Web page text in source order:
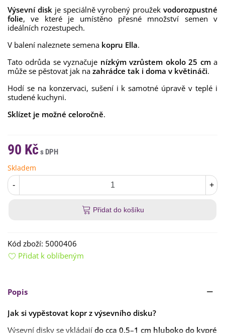
Výsevní diskje speciálně vyrobený proužekvodorozpustné
folie, ve které je umístěno přesné množství semen v
ideálních rozestupech.
V balení naleznete semena kopru Ella.
Tato odrůda se vyznačuje nízkým vzrůstem okolo 25 cma
může se pěstovat jak na zahrádce tak i doma v květináči.
Hodí se na konzervaci, sušení i k samotné úpravě v teplé i
studené kuchyni.
Sklízet je možné celoročně.
90 Kč
Skladem
- +
Přidat do košíku
Kód zboží: 5000406
Přidat k oblíbeným
Popis
Jak si vypěstovat kopr z výsevního disku?
Výsevní disky se vkládají do cca 0,5–1 cm hluboko do kypré